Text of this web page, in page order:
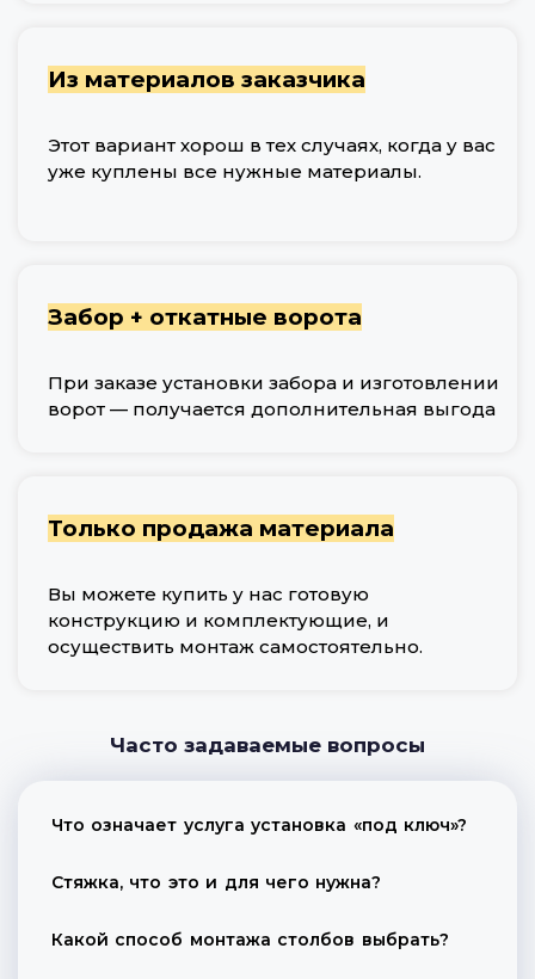
Из материалов заказчика
Этот вариант хорош в тех случаях, когда у вас
уже куплены все нужные материалы.
Забор + откатные ворота
При заказе установки забора и изготовлении
ворот — получается дополнительная выгода
Только продажа материала
Вы можете купить у нас готовую
конструкцию и комплектующие, и
осуществить монтаж самостоятельно.
Часто задаваемые вопросы
Что означает услуга установка «под ключ»?
Стяжка, что это и для чего нужна?
Какой способ монтажа столбов выбрать?